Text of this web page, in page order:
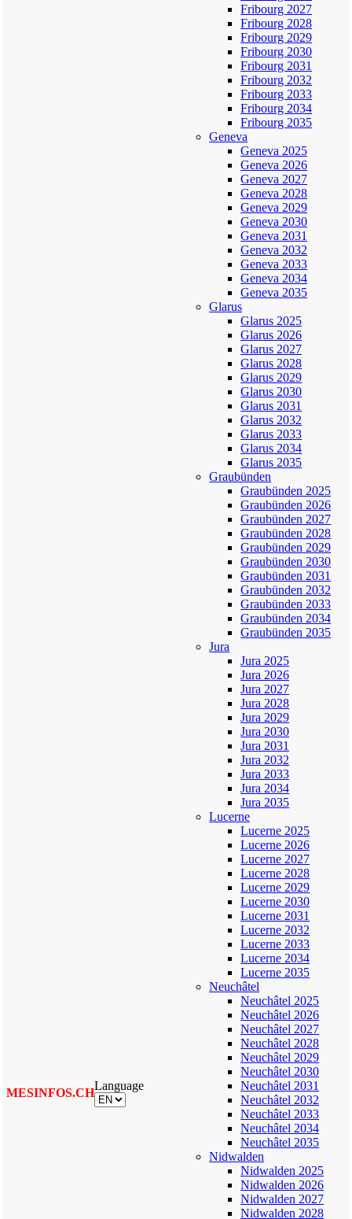
MESINFOS.CH
Language
Fribourg 2027
Fribourg 2028
Fribourg 2029
Fribourg 2030
Fribourg 2031
Fribourg 2032
Fribourg 2033
Fribourg 2034
Fribourg 2035
Geneva
Geneva 2025
Geneva 2026
Geneva 2027
Geneva 2028
Geneva 2029
Geneva 2030
Geneva 2031
Geneva 2032
Geneva 2033
Geneva 2034
Geneva 2035
Glarus
Glarus 2025
Glarus 2026
Glarus 2027
Glarus 2028
Glarus 2029
Glarus 2030
Glarus 2031
Glarus 2032
Glarus 2033
Glarus 2034
Glarus 2035
Graubünden
Graubünden 2025
Graubünden 2026
Graubünden 2027
Graubünden 2028
Graubünden 2029
Graubünden 2030
Graubünden 2031
Graubünden 2032
Graubünden 2033
Graubünden 2034
Graubünden 2035
Jura
Jura 2025
Jura 2026
Jura 2027
Jura 2028
Jura 2029
Jura 2030
Jura 2031
Jura 2032
Jura 2033
Jura 2034
Jura 2035
Lucerne
Lucerne 2025
Lucerne 2026
Lucerne 2027
Lucerne 2028
Lucerne 2029
Lucerne 2030
Lucerne 2031
Lucerne 2032
Lucerne 2033
Lucerne 2034
Lucerne 2035
Neuchâtel
Neuchâtel 2025
Neuchâtel 2026
Neuchâtel 2027
Neuchâtel 2028
Neuchâtel 2029
Neuchâtel 2030
Neuchâtel 2031
Neuchâtel 2032
Neuchâtel 2033
Neuchâtel 2034
Neuchâtel 2035
Nidwalden
Nidwalden 2025
Nidwalden 2026
Nidwalden 2027
Nidwalden 2028